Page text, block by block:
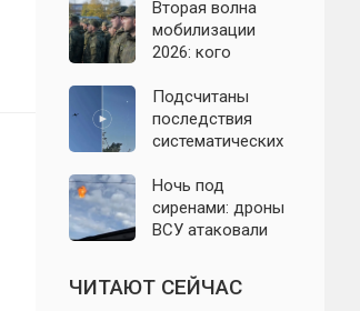
сегодня,
07.08.2026
Вторая волна
мобилизации
2026: кого
ли реальные
признаки
Подсчитаны
последствия
систематических
Ленинградскую
область: что
известно к 7
Ночь под
сиренами: дроны
ВСУ атаковали
Евпаторию и
район Сакской
ЧИТАЮТ СЕЙЧАС